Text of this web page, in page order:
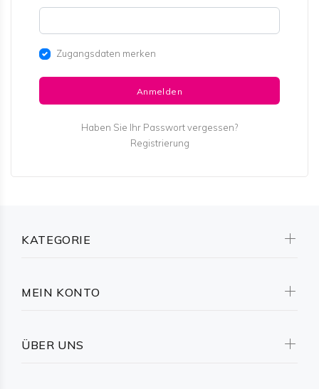
Zugangsdaten merken
Haben Sie Ihr Passwort vergessen?
Registrierung
KATEGORIE
MEIN KONTO
ÜBER UNS